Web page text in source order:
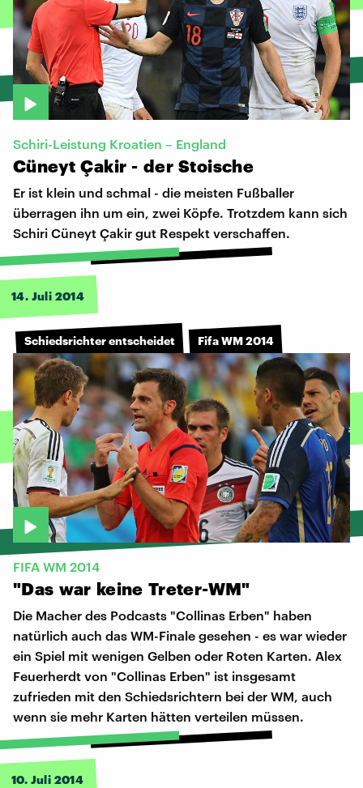
Schiri-Leistung Kroatien – England
Cüneyt Çakir - der Stoische
Er ist klein und schmal - die meisten Fußballer
überragen ihn um ein, zwei Köpfe. Trotzdem kann sich
Schiri Cüneyt Çakir gut Respekt verschaffen.
14. Juli 2014
Schiedsrichter entscheidet Fifa WM 2014
FIFA WM 2014
"Das war keine Treter-WM"
Die Macher des Podcasts "Collinas Erben" haben
natürlich auch das WM-Finale gesehen - es war wieder
ein Spiel mit wenigen Gelben oder Roten Karten. Alex
Feuerherdt von "Collinas Erben" ist insgesamt
zufrieden mit den Schiedsrichtern bei der WM, auch
wenn sie mehr Karten hätten verteilen müssen.
10. Juli 2014